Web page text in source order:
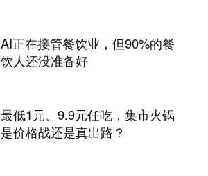
AI正在接管餐饮业，但90%的餐
饮人还没准备好
最低1元、9.9元任吃，集市火锅
是价格战还是真出路？